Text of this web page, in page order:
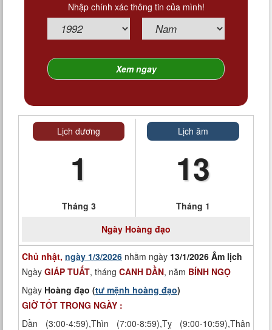
Nhập chính xác thông tin của mình!
Lịch dương
1
Tháng 3
Lịch âm
13
Tháng 1
Ngày Hoàng đạo
Chủ nhật, ngày 1/3/2026 nhằm ngày 13/1/2026 Âm lịch
Ngày GIÁP TUẤT, tháng CANH DẦN, năm BÍNH NGỌ
Ngày Hoàng đạo (tư mệnh hoàng đạo)
GIỜ TỐT TRONG NGÀY :
Dần (3:00-4:59),Thìn (7:00-8:59),Tỵ (9:00-10:59),Thân